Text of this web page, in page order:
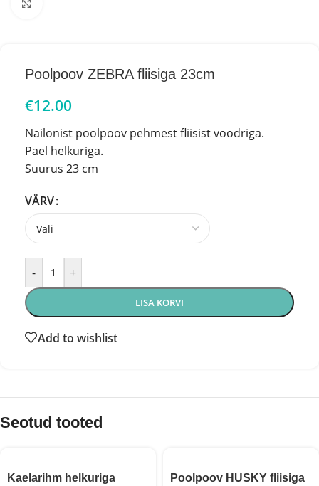
Poolpoov ZEBRA fliisiga 23cm
€12.00
Nailonist poolpoov pehmest fliisist voodriga.
Pael helkuriga.
Suurus 23 cm
VÄRV
- +
LISA KORVI
Add to wishlist
Seotud tooted
Kaelarihm helkuriga
Poolpoov HUSKY fliisiga